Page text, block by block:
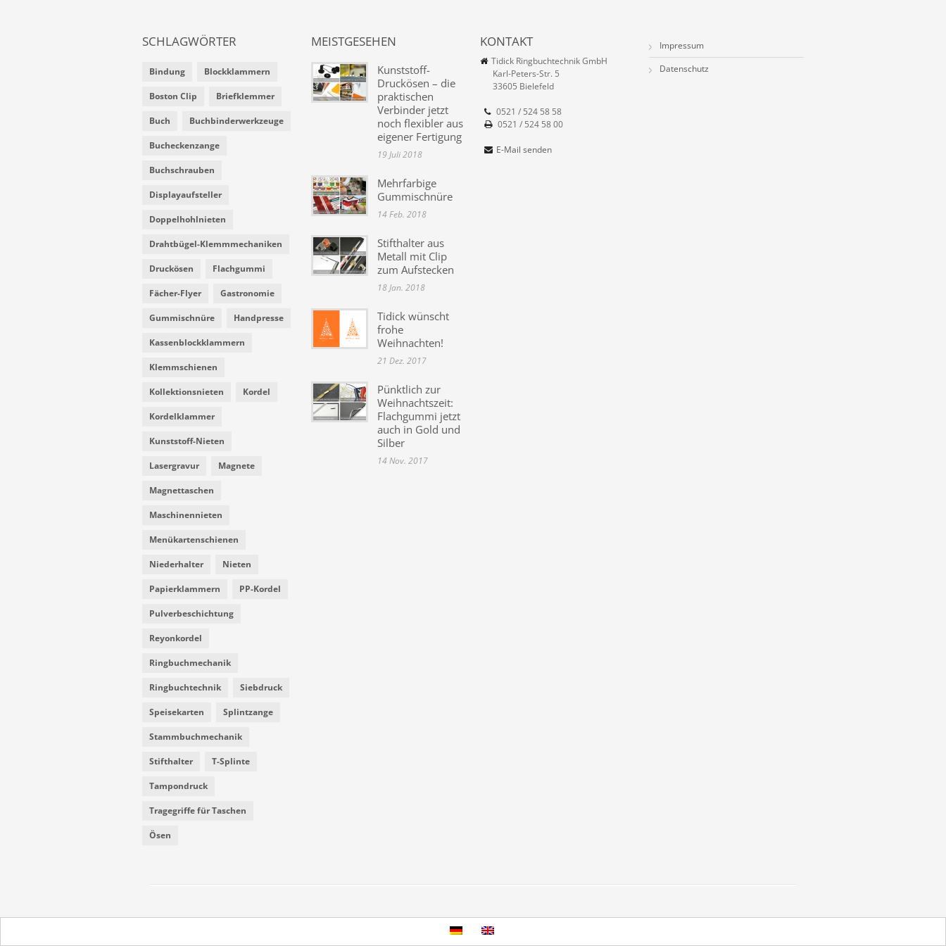
SCHLAGWÖRTER
Bindung Blockklammern
Boston Clip Briefklemmer
Buch Buchbinderwerkzeuge
Bucheckenzange
Buchschrauben
Displayaufsteller
Doppelhohlnieten
Drahtbügel-Klemmmechaniken
Druckösen Flachgummi
Fächer-Flyer Gastronomie
Gummischnüre Handpresse
Kassenblockklammern
Klemmschienen
Kollektionsnieten Kordel
Kordelklammer
Kunststoff-Nieten
Lasergravur Magnete
Magnettaschen
Maschinennieten
Menükartenschienen
Niederhalter Nieten
Papierklammern PP-Kordel
Pulverbeschichtung
Reyonkordel
Ringbuchmechanik
Ringbuchtechnik Siebdruck
Speisekarten Splintzange
Stammbuchmechanik
Stifthalter T-Splinte
Tampondruck
Tragegriffe für Taschen
Ösen
MEISTGESEHEN
Kunststoff-
Druckösen – die
praktischen
Verbinder jetzt
noch flexibler aus
eigener Fertigung
19 Juli 2018
Mehrfarbige
Gummischnüre
14 Feb. 2018
Stifthalter aus
Metall mit Clip
zum Aufstecken
18 Jan. 2018
Tidick wünscht
frohe
Weihnachten!
21 Dez. 2017
Pünktlich zur
Weihnachtszeit:
Flachgummi jetzt
auch in Gold und
Silber
14 Nov. 2017
KONTAKT
Tidick Ringbuchtechnik GmbH
Karl-Peters-Str. 5
33605 Bielefeld
0521 / 524 58 58
0521 / 524 58 00
E-Mail senden
Impressum
Datenschutz